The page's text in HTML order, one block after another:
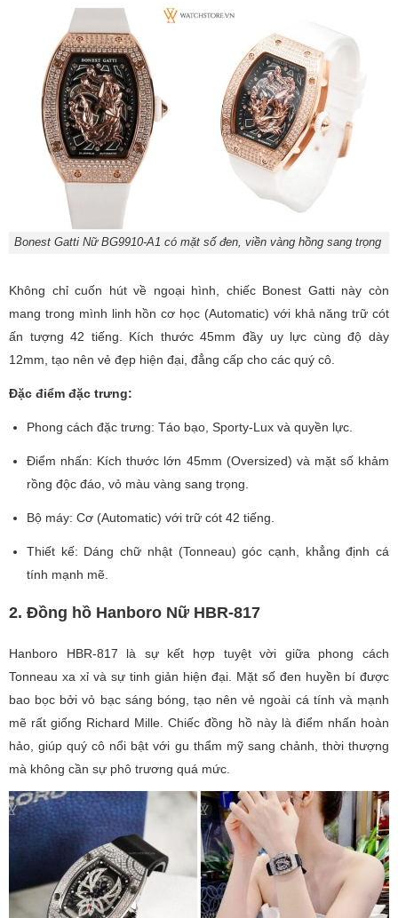
Bonest Gatti Nữ BG9910-A1 có mặt số đen, viền vàng hồng sang trọng
Không chỉ cuốn hút về ngoại hình, chiếc Bonest Gatti này còn
mang trong mình linh hồn cơ học (Automatic) với khả năng trữ cót
ấn tượng 42 tiếng. Kích thước 45mm đầy uy lực cùng độ dày
12mm, tạo nên vẻ đẹp hiện đại, đẳng cấp cho các quý cô.
Đặc điểm đặc trưng:
Phong cách đặc trưng: Táo bạo, Sporty-Lux và quyền lực.
Điểm nhấn: Kích thước lớn 45mm (Oversized) và mặt số khảm
rồng độc đáo, vỏ màu vàng sang trọng.
Bộ máy: Cơ (Automatic) với trữ cót 42 tiếng.
Thiết kế: Dáng chữ nhật (Tonneau) góc cạnh, khẳng định cá
tính mạnh mẽ.
2. Đồng hồ Hanboro Nữ HBR-817
Hanboro HBR-817 là sự kết hợp tuyệt vời giữa phong cách
Tonneau xa xỉ và sự tinh giản hiện đại. Mặt số đen huyền bí được
bao bọc bởi vỏ bạc sáng bóng, tạo nên vẻ ngoài cá tính và mạnh
mẽ rất giống Richard Mille. Chiếc đồng hồ này là điểm nhấn hoàn
hảo, giúp quý cô nổi bật với gu thẩm mỹ sang chảnh, thời thượng
mà không cần sự phô trương quá mức.